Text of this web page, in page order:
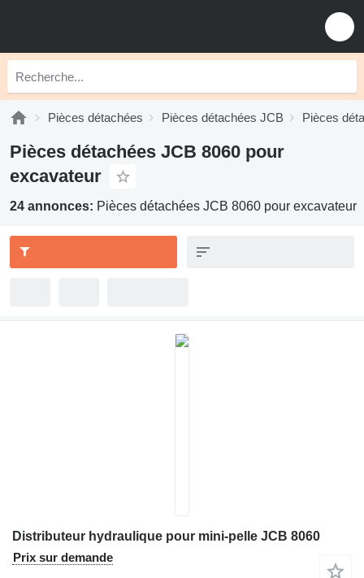
Pièces détachées Pièces détachées JCB Pièces
Pièces détachées JCB 8060 pour
excavateur
24 annonces: Pièces détachées JCB 8060 pour excavateur
Distributeur hydraulique pour mini-pelle JCB 8060
Prix sur demande